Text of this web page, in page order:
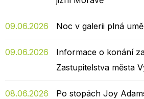
09.06.2026 Noc v galerii plná
09.06.2026
Informace o konání
Zastupitelstva města
08.06.2026
Po stopách Joy